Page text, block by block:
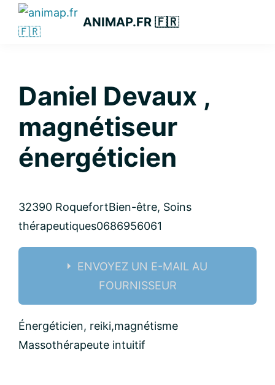
Passer
principale
Passer
Passer
latérale
principale
ANIMAP.FR 🇫🇷
Daniel Devaux ,
magnétiseur
énergéticien
32390 RoquefortBien-être, Soins
thérapeutiques0686956061
ENVOYEZ UN E-MAIL AU
FOURNISSEUR
Nom:
Énergéticien, reiki,magnétisme
Massothérapeute intuitif